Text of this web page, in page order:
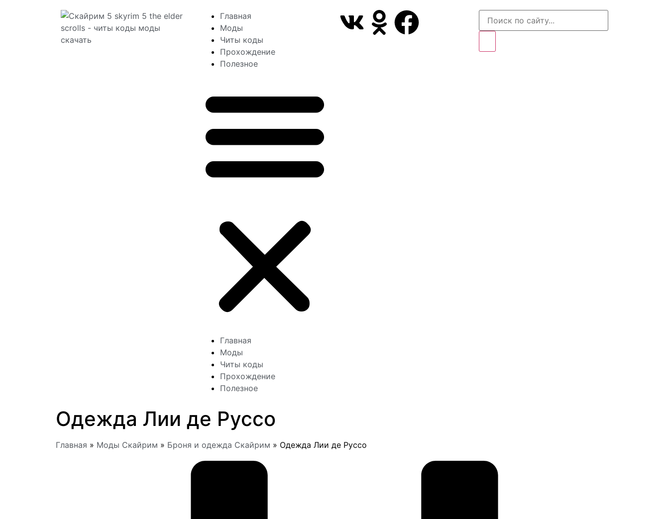
Главная
Моды
Читы коды
Прохождение
Полезное
Главная
Моды
Читы коды
Прохождение
Полезное
Одежда Лии де Руссо
Главная » Моды Скайрим » Броня и одежда Скайрим » Одежда Лии де Руссо